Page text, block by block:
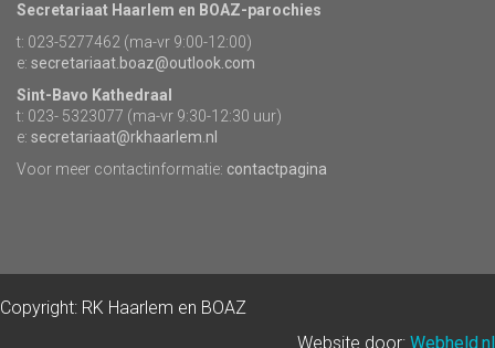
Secretariaat Haarlem en BOAZ-parochies
t: 023-5277462 (ma-vr 9:00-12:00)
e: secretariaat.boaz@outlook.com
Sint-Bavo Kathedraal
t: 023- 5323077 (ma-vr 9:30-12:30 uur)
e: secretariaat@rkhaarlem.nl
Voor meer contactinformatie: contactpagina
Copyright: RK Haarlem en BOAZ
Website door: Webheld.nl